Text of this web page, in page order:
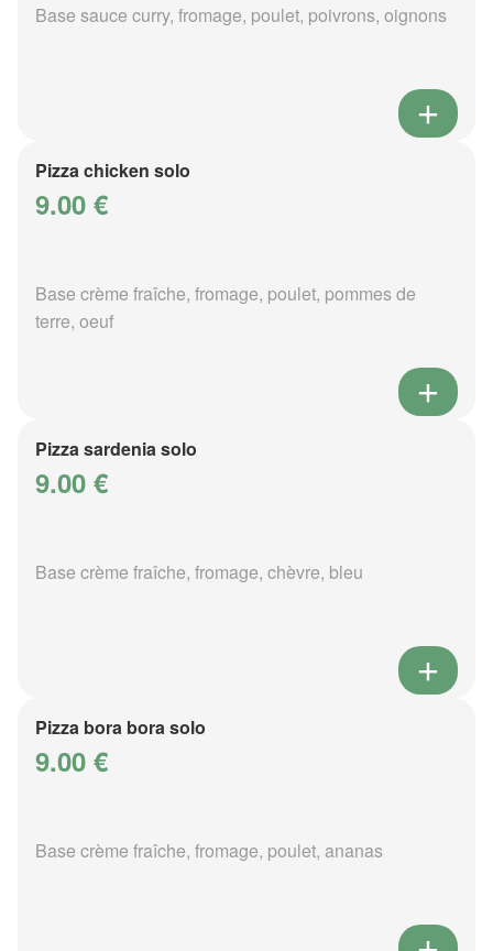
Base sauce curry, fromage, poulet, poivrons, oignons
Pizza chicken solo
9.00 €
Base crème fraîche, fromage, poulet, pommes de
terre, oeuf
Pizza sardenia solo
9.00 €
Base crème fraîche, fromage, chèvre, bleu
Pizza bora bora solo
9.00 €
Base crème fraîche, fromage, poulet, ananas